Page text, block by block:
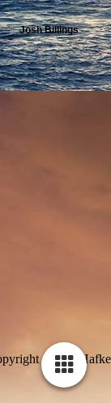
Josh Billings
Arlette Hafke